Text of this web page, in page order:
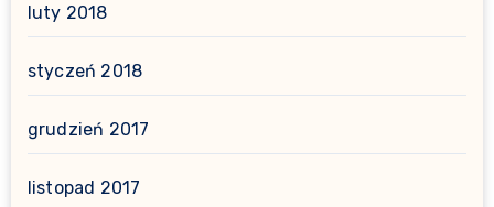
luty 2018
styczeń 2018
grudzień 2017
listopad 2017